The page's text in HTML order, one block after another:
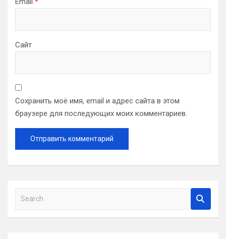
Сайт
Сохранить моё имя, email и адрес сайта в этом
браузере для последующих моих комментариев.
a